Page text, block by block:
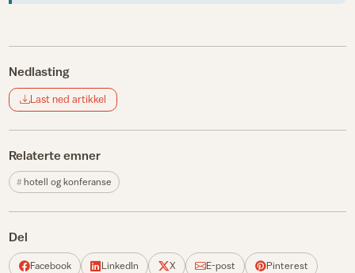
Nedlasting
Last ned artikkel
Relaterte emner
hotell og konferanse
Del
Facebook LinkedIn X E-post Pinterest